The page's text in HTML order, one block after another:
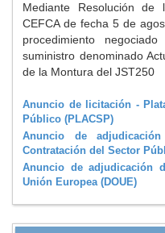
Mediante Resolución
CEFCA de fecha 5 de
procedimiento
suministro denominado
de la Montura del JST250
Anuncio de licitación -
Público (PLACSP)
Anuncio de
Contratación del Sector
Anuncio de adjudicación
Unión Europea (DOUE)